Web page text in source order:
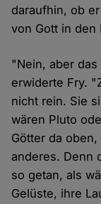
daraufhin, ob
von Gott in den
"Nein, aber
erwiderte Fry.
nicht rein. Sie
wären Pluto
Götter da
anderes. Denn
so getan, als
Gelüste, ihre